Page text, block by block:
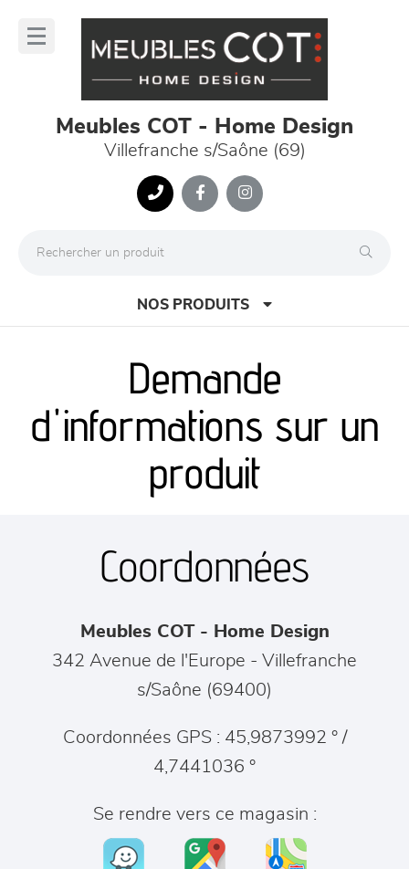
Meubles COT - Home Design
Villefranche s/Saône (69)
NOS PRODUITS
canapés et fauteuils
séjours
meubles de complément
chambres et dressing
décoration
Demande
d'informations sur un
produit
Coordonnées
Meubles COT - Home Design
342 Avenue de l'Europe - Villefranche
s/Saône (69400)
Coordonnées GPS : 45,9873992 ° /
4,7441036 °
Se rendre vers ce magasin :